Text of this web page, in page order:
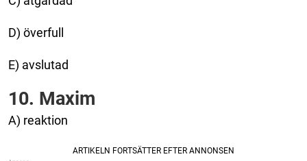
D) överfull
E) avslutad
10. Maxim
A) reaktion